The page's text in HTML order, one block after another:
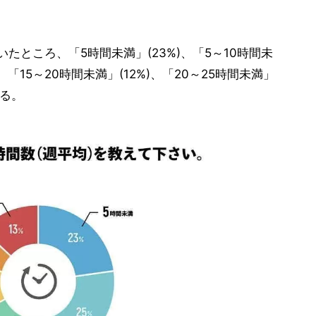
たところ、「5時間未満」(23%)、「5～10時間未
15～20時間未満」(12%)、「20～25時間未満」
。